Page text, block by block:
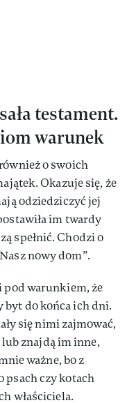
testament.
warunek
o swoich
Okazuje się, że
odziedziczyć jej
im twardy
spełnić. Chodzi o
nowy dom”.
pod warunkiem, że
byt do końca ich dni.
się nimi zajmować,
lub znajdą im inne,
ważne, bo z
psach czy kotach
właściciela.